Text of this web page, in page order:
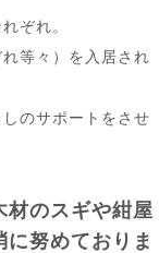
ぞれ。
等々）を入居され
のサポートをさせ
材のスギや紺屋
努めておりま